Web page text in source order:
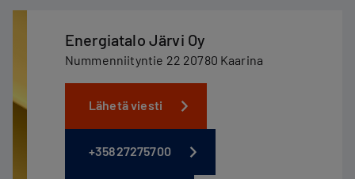
Energiatalo Järvi Oy
Nummenniityntie 22 20780 Kaarina
Lähetä viesti
+35827275700